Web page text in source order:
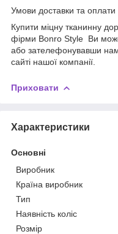
Умови доставки та
Купити міцну тканинну
фірми Bonro Style Ви
або зателефонувавши
сайті нашої компанії.
Приховати
Характеристики
Основні
Виробник
Країна виробник
Тип
Наявність коліс
Розмір